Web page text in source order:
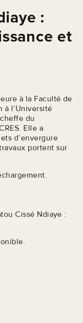
:
et
à la Faculté de
à l’Université
du
Elle a
d’envergure
portent sur
Cissé Ndiaye :